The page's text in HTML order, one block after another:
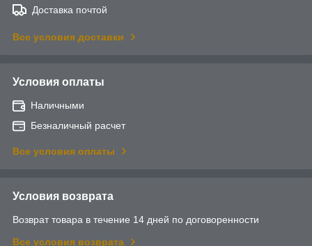
Доставка почтой
Все условия доставки
Условия оплаты
Наличными
Безналичный расчет
Все условия оплаты
Условия возврата
Возврат товара в течение 14 дней по договоренности
Все условия возврата